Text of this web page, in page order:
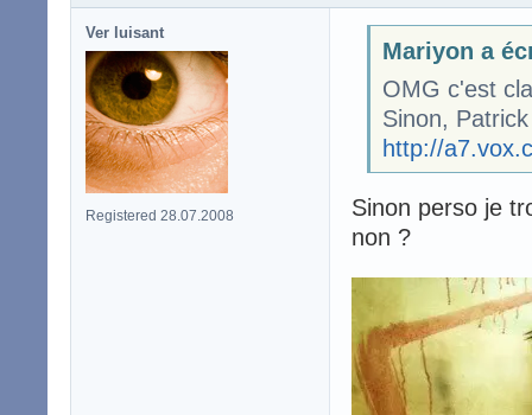
Ver luisant
Registered 28.07.2008
Mariyon a
OMG c'est
Sinon,
http://
Sinon perso je
non ?